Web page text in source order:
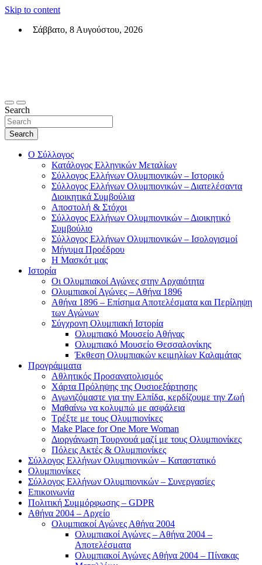
Skip to content
Σάββατο, 8 Αυγούστου, 2026
Search
Search
Ο Σύλλογος
Κατάλογος Ελληνικών Μεταλίων
Σύλλογος Ελλήνων Ολυμπιονικών – Ιστορικό
Σύλλογος Ελλήνων Ολυμπιονικών – Διατελέσαντα
Διοικητικά Συμβούλια
Αποστολή & Στόχοι
Σύλλογος Ελλήνων Ολυμπιονικών – Διοικητικό
Συμβούλιο
Σύλλογος Ελλήνων Ολυμπιονικών – Ισολογισμοί
Μήνυμα Προέδρου
Η Μασκότ μας
Ιστορία
Οι Ολυμπιακοί Αγώνες στην Αρχαιότητα
Ολυμπιακοί Αγώνες – Αθήνα 1896
Αθήνα 1896 – Επίσημα Αποτελέσματα και Περίληψη
των Αγώνων
Σύγχρονη Ολυμπιακή Ιστορία
Ολυμπιακό Μουσείο Αθήνας
Ολυμπιακό Μουσείο Θεσσαλονίκης
Έκθεση Ολυμπιακών κειμηλίων Καλαμάτας
Προγράμματα
Αθλητικός Προσανατολισμός
Χάρτα Πρόληψης της Ουσιοεξάρτησης
Αγωνιζόμαστε για την Ελπίδα, κερδίζουμε την Ζωή
Μαθαίνω να κολυμπώ με ασφάλεια
Τρέξτε με τους Ολυμπιονίκες
Make Place for One More Woman
Διοργάνωση Τουρνουά μαζί με τους Ολυμπιονίκες
Πόλεις Ακτές & Ολυμπιονίκες
Σύλλογος Ελλήνων Ολυμπιονικών – Καταστατικό
Ολυμπιονίκες
Σύλλογος Ελλήνων Ολυμπιονικών – Συνεργασίες
Επικοινωνία
Πολιτική Συμμόρφωσης – GDPR
Αθήνα 2004 – Αρχείο
Ολυμπιακοί Αγώνες Αθήνα 2004
Ολυμπιακοί Αγώνες – Αθήνα 2004 –
Αποτελέσματα
Ολυμπιακοί Αγώνες Αθήνα 2004 – Πίνακας